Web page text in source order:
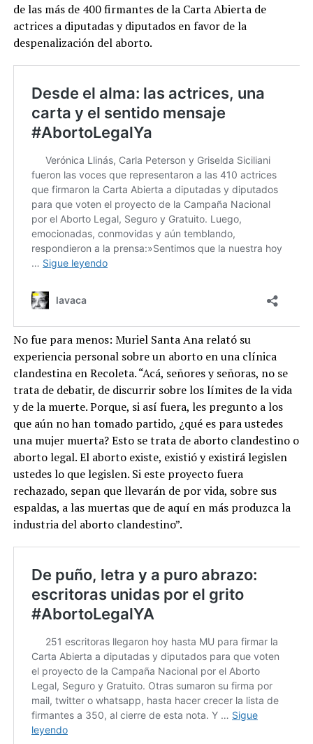
de las más de 400 firmantes de la Carta Abierta de
actrices a diputadas y diputados en favor de la
despenalización del aborto.
No fue para menos: Muriel Santa Ana relató su
experiencia personal sobre un aborto en una clínica
clandestina en Recoleta. “Acá, señores y señoras, no se
trata de debatir, de discurrir sobre los límites de la vida
y de la muerte. Porque, si así fuera, les pregunto a los
que aún no han tomado partido, ¿qué es para ustedes
una mujer muerta? Esto se trata de aborto clandestino o
aborto legal. El aborto existe, existió y existirá legislen
ustedes lo que legislen. Si este proyecto fuera
rechazado, sepan que llevarán de por vida, sobre sus
espaldas, a las muertas que de aquí en más produzca la
industria del aborto clandestino”.